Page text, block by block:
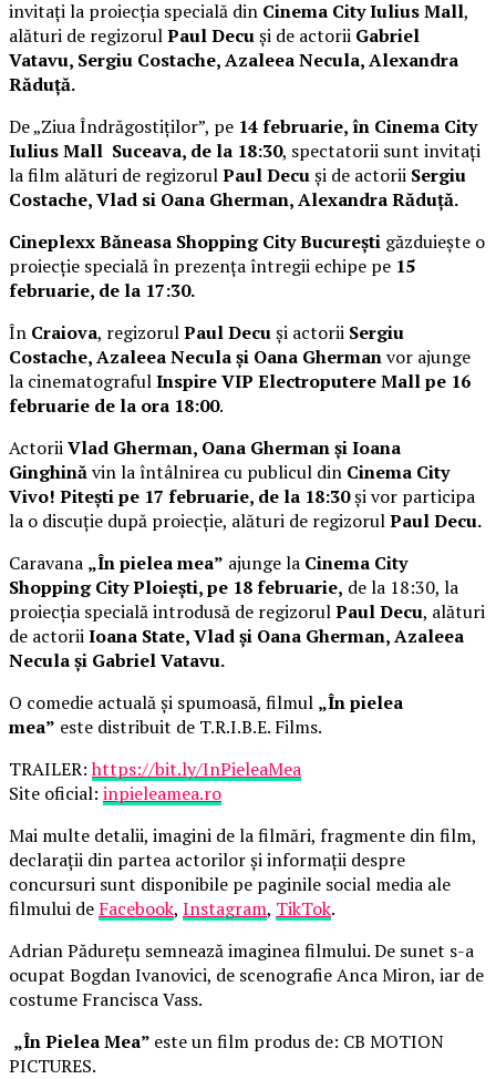
invitați la proiecția specială din Cinema City Iulius Mall,
alături de regizorulPaul Decuși de actorii Gabriel
Vatavu, Sergiu Costache, Azaleea Necula, Alexandra
Răduță.
De „Ziua Îndrăgostiților”, pe 14 februarie, în Cinema City
Iulius Mall Suceava, de la 18:30, spectatorii sunt invitați
la film alături de regizorulPaul Decuși de actorii Sergiu
Costache, Vlad si Oana Gherman, Alexandra Răduță.
Cineplexx Băneasa Shopping City București găzduiește o
proiecție specială în prezența întregii echipe pe 15
februarie, de la 17:30.
În Craiova, regizorulPaul Decuși actorii Sergiu
Costache, Azaleea Necula și Oana Ghermanvor ajunge
la cinematografulInspire VIP Electroputere Mall pe 16
februarie de la ora 18:00.
ActoriiVlad Gherman, Oana Gherman și Ioana
Ginghinăvin la întâlnirea cu publicul din Cinema City
Vivo! Pitești pe 17 februarie, de la 18:30și vor participa
la o discuție după proiecție, alături de regizorulPaul Decu.
Caravana „În pielea mea” ajunge la Cinema City
Shopping City Ploiești, pe 18 februarie, de la 18:30, la
proiecția specială introdusă de regizorulPaul Decu, alături
de actoriiIoana State, Vlad și Oana Gherman, Azaleea
Necula și Gabriel Vatavu.
O comedie actuală și spumoasă, filmul „În pielea
mea” este distribuit de T.R.I.B.E. Films.
TRAILER:https://bit.ly/InPieleaMea
Site oficial: inpieleamea.ro
Mai multe detalii, imagini de la filmări, fragmente din film,
declarații din partea actorilor și informații despre
concursuri sunt disponibile pe paginile social media ale
filmului de Facebook, Instagram, TikTok.
Adrian Pădurețu semnează imaginea filmului. De sunet s-a
ocupat Bogdan Ivanovici, de scenografie Anca Miron, iar de
costume Francisca Vass.
„În Pielea Mea” este un film produs de: CB MOTION
PICTURES.